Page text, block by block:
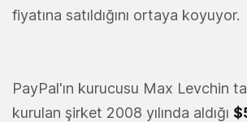
fiyatına satıldığını ortaya koyuyor.
PayPal'ın kurucusu Max Levchin
kurulan şirket 2008 yılında aldığı